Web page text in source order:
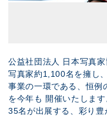
公益社団法人 日本写真
写真家約1,100名を擁し
事業の一環である、恒例
を今年も 開催いたしま
35名が出展する、彩り豊